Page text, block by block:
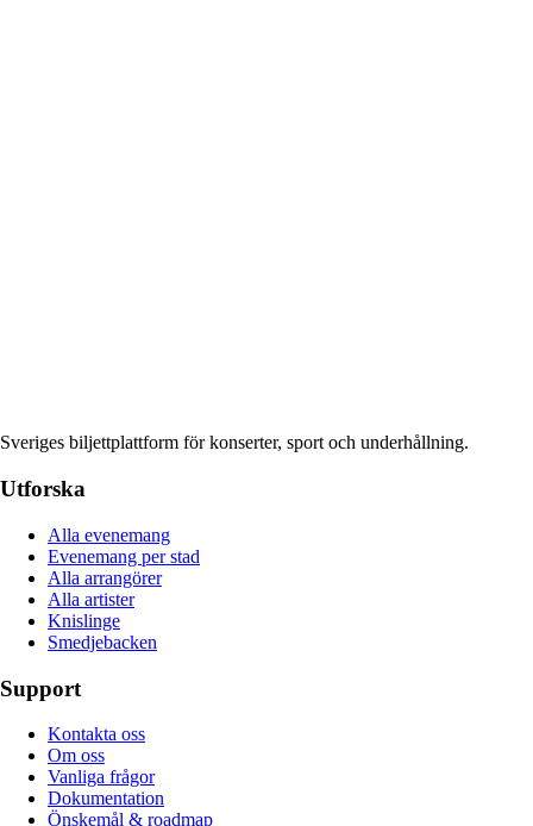
Sveriges biljettplattform för konserter, sport och underhållning.
Utforska
Alla evenemang
Evenemang per stad
Alla arrangörer
Alla artister
Knislinge
Smedjebacken
Support
Kontakta oss
Om oss
Vanliga frågor
Dokumentation
Önskemål & roadmap